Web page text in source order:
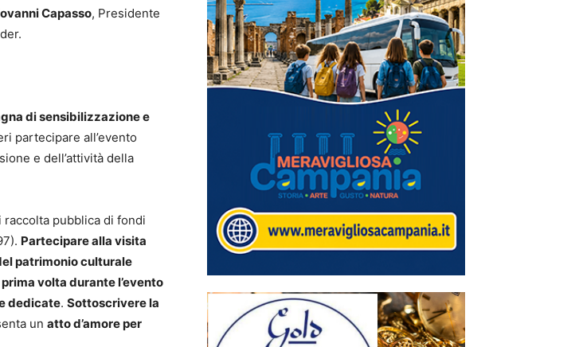
Capasso, Presidente
di sensibilizzazione e
partecipare all’evento
e dell’attività della
raccolta pubblica di fondi
Partecipare alla visita
patrimonio culturale
volta durante l’evento
dedicate. Sottoscrivere la
un atto d’amore per